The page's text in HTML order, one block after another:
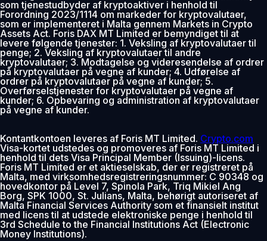
som tjenestudbyder af kryptoaktiver i henhold til
Forordning 2023/1114 om markeder for kryptovalutaer,
som er implementeret i Malta gennem Markets in Crypto
Assets Act. Foris DAX MT Limited er bemyndiget til at
levere følgende tjenester: 1. Veksling af kryptovalutaer til
penge; 2. Veksling af kryptovalutaer til andre
kryptovalutaer; 3. Modtagelse og videresendelse af ordrer
på kryptovalutaer på vegne af kunder; 4. Udførelse af
ordrer på kryptovalutaer på vegne af kunder; 5.
Overførselstjenester for kryptovalutaer på vegne af
kunder; 6. Opbevaring og administration af kryptovalutaer
på vegne af kunder.
Kontantkontoen leveres af Foris MT Limited. Crypto.com
Visa-kortet udstedes og promoveres af Foris MT Limited i
henhold til dets Visa Principal Member (Issuing)-licens.
Foris MT Limited er et aktieselskab, der er registreret på
Malta, med virksomhedsregistreringsnummer: C 90348 og
hovedkontor på Level 7, Spinola Park, Triq Mikiel Ang
Borg, SPK 1000, St. Julians, Malta, behørigt autoriseret af
Malta Financial Services Authority som et finansielt institut
med licens til at udstede elektroniske penge i henhold til
3rd Schedule to the Financial Institutions Act (Electronic
Money Institutions).